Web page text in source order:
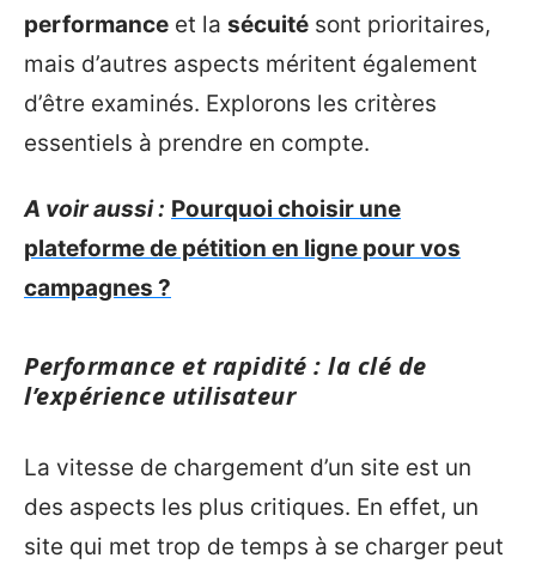
performance et la sécuité sont prioritaires,
mais d’autres aspects méritent également
d’être examinés. Explorons les critères
essentiels à prendre en compte.
A voir aussi : Pourquoi choisir une
plateforme de pétition en ligne pour vos
campagnes ?
Performance et rapidité : la clé de
l’expérience utilisateur
La vitesse de chargement d’un site est un
des aspects les plus critiques. En effet, un
site qui met trop de temps à se charger peut